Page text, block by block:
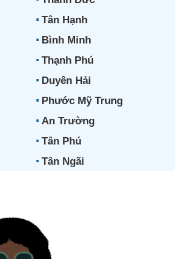
Tân Hạnh
Bình Minh
Thạnh Phú
Duyên Hải
Phước Mỹ Trung
An Trường
Tân Phú
Tân Ngãi